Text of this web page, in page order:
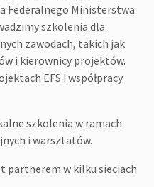
Federalnego Ministerstwa
szkolenia dla
zawodach, takich jak
i kierownicy projektów.
EFS i współpracy
szkolenia w ramach
i warsztatów.
partnerem w kilku sieciach